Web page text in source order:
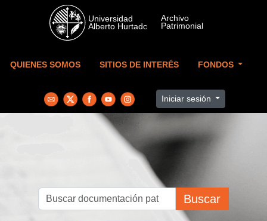
Skip to main content
QUIENES SOMOS SITIOS DE INTERÉS FONDOS
Iniciar sesión
Buscar